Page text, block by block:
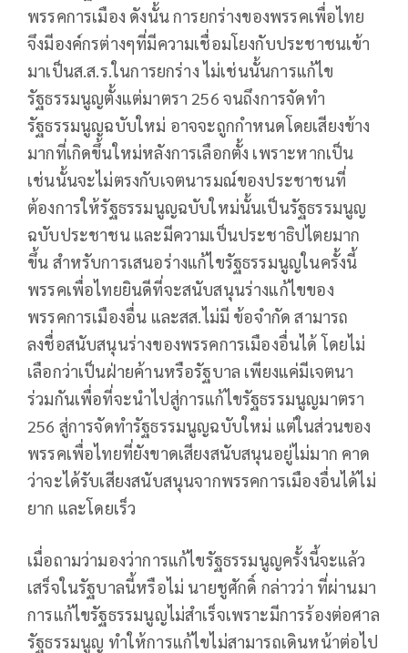
พรรคการเมือง ดังนั้น การยกร่างของพรรคเพื่อไทย
จึงมีองค์กรต่างๆที่มีความเชื่อมโยงกับประชาชนเข้า
มาเป็นส.ส.ร.ในการยกร่าง ไม่เช่นนั้นการแก้ไข
รัฐธรรมนูญตั้งแต่มาตรา 256 จนถึงการจัดทำ
รัฐธรรมนูญฉบับใหม่ อาจจะถูกกำหนดโดยเสียงข้าง
มากที่เกิดขึ้นใหม่หลังการเลือกตั้ง เพราะหากเป็น
เช่นนั้นจะไม่ตรงกับเจตนารมณ์ของประชาชนที่
ต้องการให้รัฐธรรมนูญฉบับใหม่นั้นเป็นรัฐธรรมนูญ
ฉบับประชาชน และมีความเป็นประชาธิปไตยมาก
ขึ้น สำหรับการเสนอร่างแก้ไขรัฐธรรมนูญในครั้งนี้
พรรคเพื่อไทยยินดีที่จะสนับสนุนร่างแก้ไขของ
พรรคการเมืองอื่น และสส.ไม่มี ข้อจำกัด สามารถ
ลงชื่อสนับสนุนร่างของพรรคการเมืองอื่นได้ โดยไม่
เลือกว่าเป็นฝ่ายค้านหรือรัฐบาล เพียงแค่มีเจตนา
ร่วมกันเพื่อที่จะนำไปสู่การแก้ไขรัฐธรรมนูญมาตรา
256 สู่การจัดทำรัฐธรรมนูญฉบับใหม่ แต่ในส่วนของ
พรรคเพื่อไทยที่ยังขาดเสียงสนับสนุนอยู่ไม่มาก คาด
ว่าจะได้รับเสียงสนับสนุนจากพรรคการเมืองอื่นได้ไม่
ยาก และโดยเร็ว
เมื่อถามว่ามองว่าการแก้ไขรัฐธรรมนูญครั้งนี้จะแล้ว
เสร็จในรัฐบาลนี้หรือไม่ นายชูศักดิ์ กล่าวว่า ที่ผ่านมา
การแก้ไขรัฐธรรมนูญไม่สำเร็จเพราะมีการร้องต่อศาล
รัฐธรรมนูญ ทำให้การแก้ไขไม่สามารถเดินหน้าต่อไป